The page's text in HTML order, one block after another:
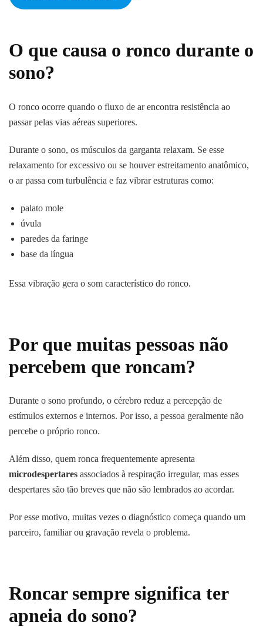
O que causa o ronco durante o
sono?
O ronco ocorre quando o fluxo de ar encontra resistência ao
passar pelas vias aéreas superiores.
Durante o sono, os músculos da garganta relaxam. Se esse
relaxamento for excessivo ou se houver estreitamento anatômico,
o ar passa com turbulência e faz vibrar estruturas como:
palato mole
úvula
paredes da faringe
base da língua
Essa vibração gera o som característico do ronco.
Por que muitas pessoas não
percebem que roncam?
Durante o sono profundo, o cérebro reduz a percepção de
estímulos externos e internos. Por isso, a pessoa geralmente não
percebe o próprio ronco.
Além disso, quem ronca frequentemente apresenta
microdespertares associados à respiração irregular, mas esses
despertares são tão breves que não são lembrados ao acordar.
Por esse motivo, muitas vezes o diagnóstico começa quando um
parceiro, familiar ou gravação revela o problema.
Roncar sempre significa ter
apneia do sono?